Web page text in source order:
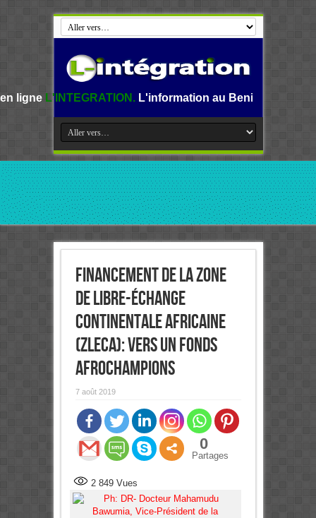
L'information au Benin, en Afrique et dans le
Financement de la zone
de libre-échange
continentale africaine
(ZLECA): Vers un fonds
AfroChampions
7 août 2019
0
Partages
2 849Vues